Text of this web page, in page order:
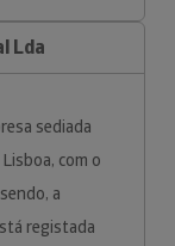
Lda
sediada
com o
a
registada